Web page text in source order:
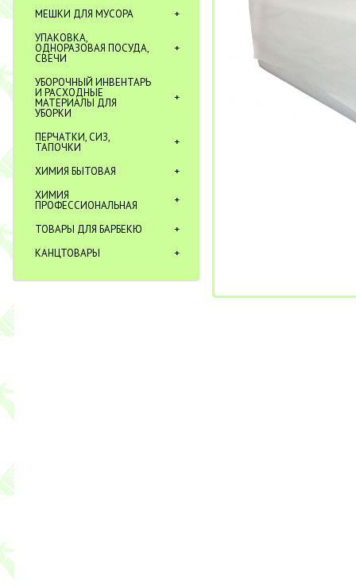
МЕШКИ ДЛЯ МУСОРА
УПАКОВКА,
ОДНОРАЗОВАЯ ПОСУДА,
СВЕЧИ
УБОРОЧНЫЙ ИНВЕНТАРЬ
И РАСХОДНЫЕ
МАТЕРИАЛЫ ДЛЯ
УБОРКИ
ПЕРЧАТКИ, СИЗ,
ТАПОЧКИ
ХИМИЯ БЫТОВАЯ
ХИМИЯ
ПРОФЕССИОНАЛЬНАЯ
ТОВАРЫ ДЛЯ БАРБЕКЮ
КАНЦТОВАРЫ